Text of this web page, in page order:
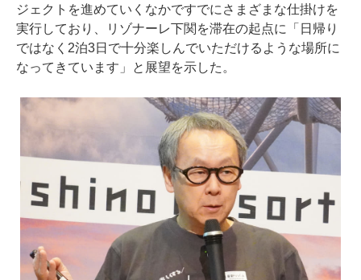
ジェクトを進めていくなかですでにさまざまな仕掛けを
実行しており、リゾナーレ下関を滞在の起点に「日帰り
ではなく2泊3日で十分楽しんでいただけるような場所に
なってきています」と展望を示した。